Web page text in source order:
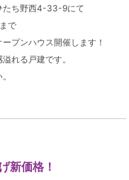
たち野西4-33-9にて
で
プンハウス開催します！
れる戸建です。
価格！